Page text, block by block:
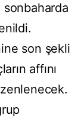
son şekli
affını